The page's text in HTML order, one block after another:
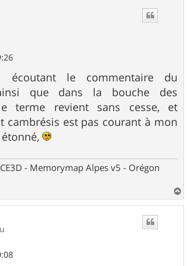
le commentaire du
que dans la bouche des
terme revient sans cesse, et
cambrésis est pas courant à mon
- Memorymap Alpes v5 - Orégon
a
u